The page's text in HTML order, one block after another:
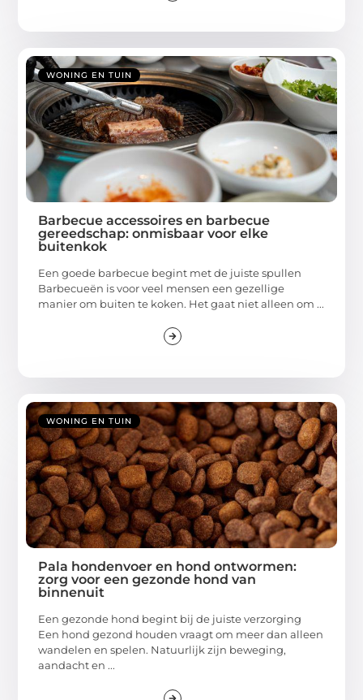
WONING EN TUIN
Barbecue accessoires en barbecue
gereedschap: onmisbaar voor elke
buitenkok
Een goede barbecue begint met de juiste spullen
Barbecueën is voor veel mensen een gezellige
manier om buiten te koken. Het gaat niet alleen om ...
WONING EN TUIN
Pala hondenvoer en hond ontwormen:
zorg voor een gezonde hond van
binnenuit
Een gezonde hond begint bij de juiste verzorging
Een hond gezond houden vraagt om meer dan alleen
wandelen en spelen. Natuurlijk zijn beweging,
aandacht en ...